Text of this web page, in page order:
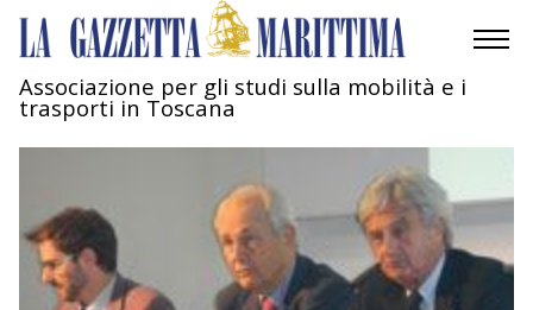
AMBIENTE
INDUSTRIA
RICERCA
Associazione per gli studi sulla mobilità e i
trasporti in Toscana